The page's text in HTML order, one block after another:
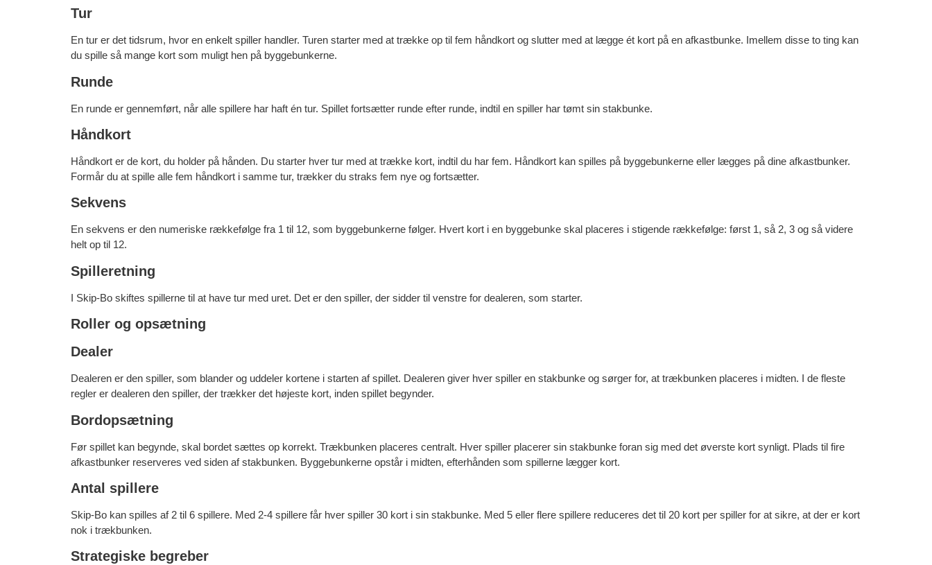
Tur
En tur er det tidsrum, hvor en enkelt spiller handler. Turen starter med at trække op til fem håndkort og slutter med at lægge ét kort på en afkastbunke. Imellem disse to ting kan
du spille så mange kort som muligt hen på byggebunkerne.
Runde
En runde er gennemført, når alle spillere har haft én tur. Spillet fortsætter runde efter runde, indtil en spiller har tømt sin stakbunke.
Håndkort
Håndkort er de kort, du holder på hånden. Du starter hver tur med at trække kort, indtil du har fem. Håndkort kan spilles på byggebunkerne eller lægges på dine afkastbunker.
Formår du at spille alle fem håndkort i samme tur, trækker du straks fem nye og fortsætter.
Sekvens
En sekvens er den numeriske rækkefølge fra 1 til 12, som byggebunkerne følger. Hvert kort i en byggebunke skal placeres i stigende rækkefølge: først 1, så 2, 3 og så videre
helt op til 12.
Spilleretning
I Skip-Bo skiftes spillerne til at have tur med uret. Det er den spiller, der sidder til venstre for dealeren, som starter.
Roller og opsætning
Dealer
Dealeren er den spiller, som blander og uddeler kortene i starten af spillet. Dealeren giver hver spiller en stakbunke og sørger for, at trækbunken placeres i midten. I de fleste
regler er dealeren den spiller, der trækker det højeste kort, inden spillet begynder.
Bordopsætning
Før spillet kan begynde, skal bordet sættes op korrekt. Trækbunken placeres centralt. Hver spiller placerer sin stakbunke foran sig med det øverste kort synligt. Plads til fire
afkastbunker reserveres ved siden af stakbunken. Byggebunkerne opstår i midten, efterhånden som spillerne lægger kort.
Antal spillere
Skip-Bo kan spilles af 2 til 6 spillere. Med 2-4 spillere får hver spiller 30 kort i sin stakbunke. Med 5 eller flere spillere reduceres det til 20 kort per spiller for at sikre, at der er kort
nok i trækbunken.
Strategiske begreber